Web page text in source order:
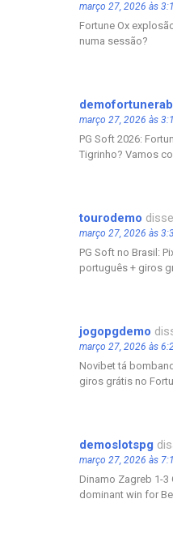
março 27, 2026 às
Fortune Ox
numa sessão?
março 27, 2026 às
PG Soft 2026:
Tigrinho? Vamos
tourodemo
março 27, 2026 às
PG Soft no Brasil:
português + giros
jogopgdemo
março 27, 2026 às
Novibet tá
giros grátis no
demoslotspg
março 27, 2026 às
Dinamo Zagreb 1-3
dominant win for